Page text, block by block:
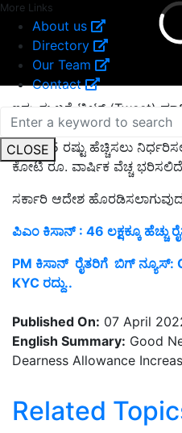
More Links
About us
Directory
Our Team
Contact
CLOSE
ಇನ್ನು ಈ ಬಗ್ಗೆ ಟ್ವೀಟ್ (Tweet)
ಸರ್ಕಾರಿ ನೌಕರರಿಗೆಜನವರಿ 1 ರಿಂದ
ಶೇ. 2.75 ರಷ್ಟು ಹೆಚ್ಚಿಸಲು
ಕೋಟಿ ರೂ. ವಾರ್ಷಿಕ ವೆಚ್ಚ
ಸರ್ಕಾರಿ ಆದೇಶ
ಪಿಎಂ ಕಿಸಾನ್‌ : 46 ಲಕ್ಷಕ್ಕೂ ಹೆಚ್ಚು
PM ಕಿಸಾನ್‌ ರೈತರಿಗೆ ಬಿಗ್‌
KYC ರದ್ದು..
Published On: 07 April
English Summary: Good
Dearness Allowance
Related